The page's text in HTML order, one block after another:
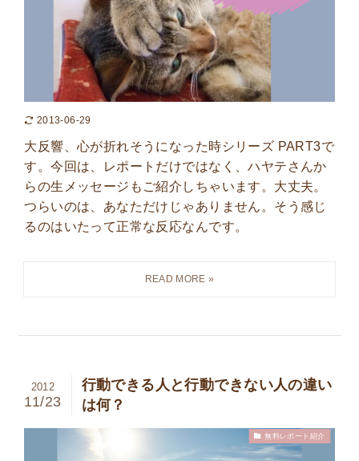
2013-06-29
大反響、心が折れそうになった時シリーズ PART3で
す。今回は、レポートだけではなく、ハヤテさんか
らの生メッセージもご紹介しちゃいます。大丈夫。
つらいのは、あなただけじゃありません。そう感じ
るのはいたって正常な反応なんです。
行動できる人と行動できない人の違い
は何？
2012
11/23
無料レポート紹介